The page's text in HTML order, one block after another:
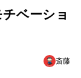
ベーショ
斎藤